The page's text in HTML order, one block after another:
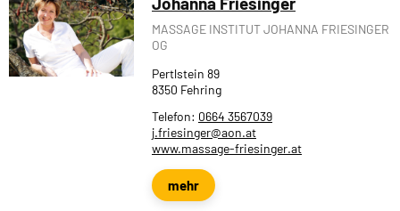
MASSAGE INSTITUT JOHANNA FRIESINGER
OG
Pertlstein 89
8350 Fehring
Telefon: 0664 3567039
j.friesinger@aon.at
www.massage-friesinger.at
mehr